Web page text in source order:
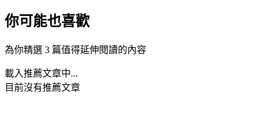
你可能也喜歡
為你精選 3 篇值得延伸閱讀的內容
載入推薦文章中...
目前沒有推薦文章